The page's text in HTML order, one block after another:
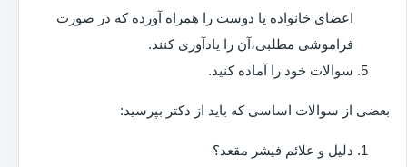
اعضای خانواده یا دوست را همراه آورده که در صورت
فراموشی مطلبی،آن را یادآوری کنند.
سوالات خود را آماده کنید.
بعضی از سوالات اساسی که باید از دکتر بپرسید:
دلیل و علائم فیشر مقعد؟